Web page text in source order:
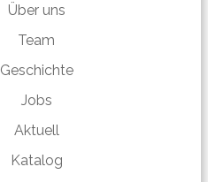
Über uns
Team
Geschichte
Jobs
Aktuell
Katalog